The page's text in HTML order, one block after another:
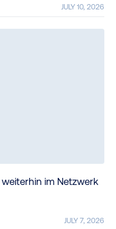
JULY 10, 2026
im Netzwerk
JULY 7, 2026